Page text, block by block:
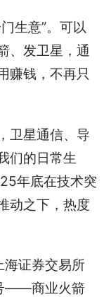
生意”。可以
、发卫星，通
赚钱，不再只
卫星通信、导
们的日常生
年底在技术突
动之下，热度
证券交易所
——商业火箭